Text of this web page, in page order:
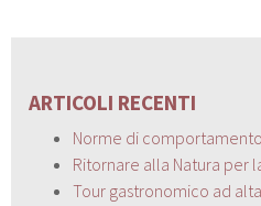
ARTICOLI RECENTI
Norme di comportamento
Ritornare alla Natura per
Tour gastronomico ad